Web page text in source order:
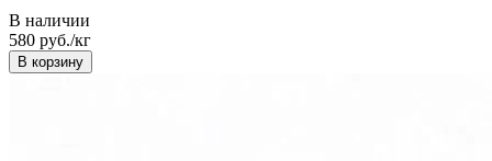
В наличии
580 руб./кг